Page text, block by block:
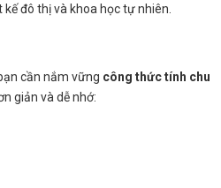
đô thị và khoa học tự nhiên.
cần nắm vững công thức tính chu
giản và dễ nhớ: